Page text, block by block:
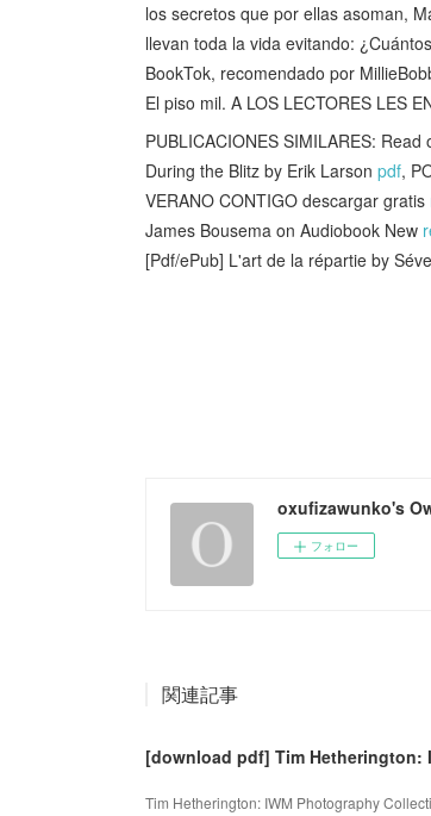
los secretos que por ellas asoman,
llevan toda la vida evitando:
BookTok, recomendado por
El piso mil. A LOS LECTORES LES
PUBLICACIONES SIMILARES:
During the Blitz by Erik Larson pdf,
VERANO CONTIGO descargar gratis
James Bousema on Audiobook New
[Pdf/ePub] L'art de la répartie by
oxufizawunko's
フォロー
関連記事
[download pdf] Tim Hetherington:
Tim Hetherington: IWM Photography